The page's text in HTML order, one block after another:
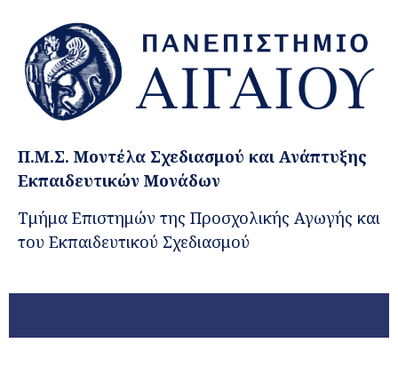
Π.Μ.Σ. Μοντέλα Σχεδιασμού και Ανάπτυξης
Εκπαιδευτικών Μονάδων
Τμήμα Επιστημών της Προσχολικής Αγωγής και
του Εκπαιδευτικού Σχεδιασμού